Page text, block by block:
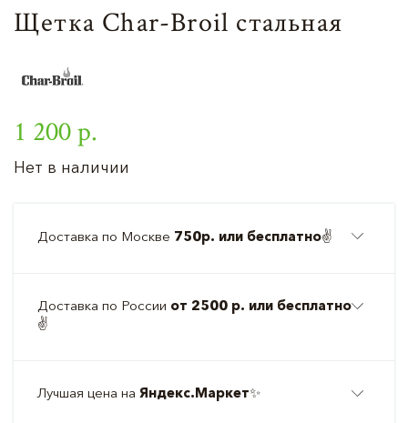
Щетка Char-Broil стальная
1 200 р.
Нет в наличии
Доставка по Москве 750р. или бесплатно✌️
Доставка по России от 2500 р. или бесплатно
✌️
Лучшая цена на Яндекс.Маркет✨